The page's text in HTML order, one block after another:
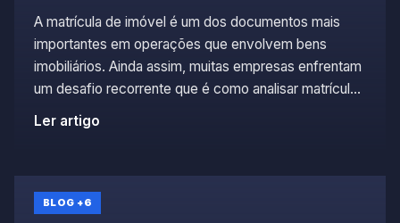
A matrícula de imóvel é um dos documentos mais
importantes em operações que envolvem bens
imobiliários. Ainda assim, muitas empresas enfrentam
um desafio recorrente que é como analisar matrícula
de imóvel com mais eficiência usando inteligência
artificial tem se tornado uma necessidade real para
precisam equilibrar […]
Ler artigo
BLOG +6